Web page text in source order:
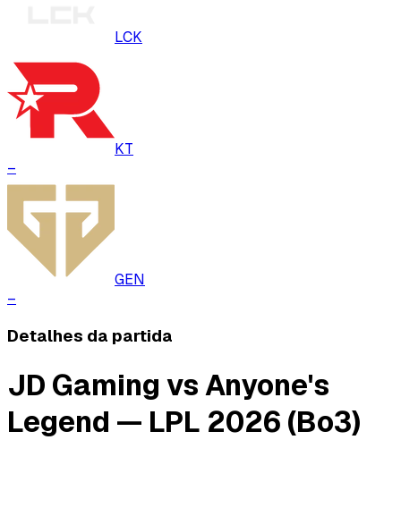
LCK
KT
–
GEN
–
Detalhes da partida
JD Gaming vs Anyone's
Legend — LPL 2026 (Bo3)